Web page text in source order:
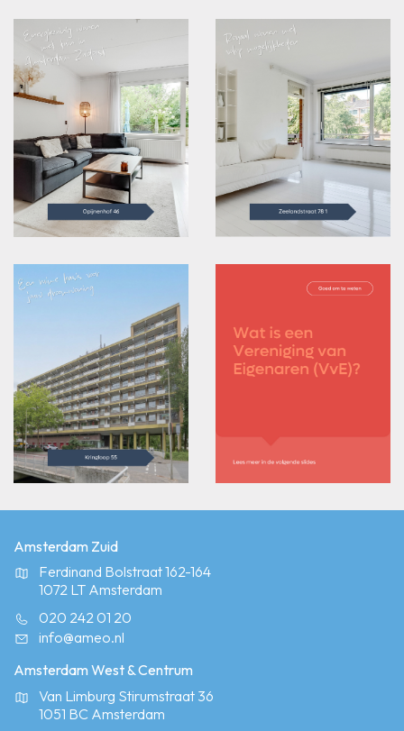
Amsterdam Zuid
Ferdinand Bolstraat 162-164
1072 LT Amsterdam
020 242 01 20
info@ameo.nl
Amsterdam West & Centrum
Van Limburg Stirumstraat 36
1051 BC Amsterdam